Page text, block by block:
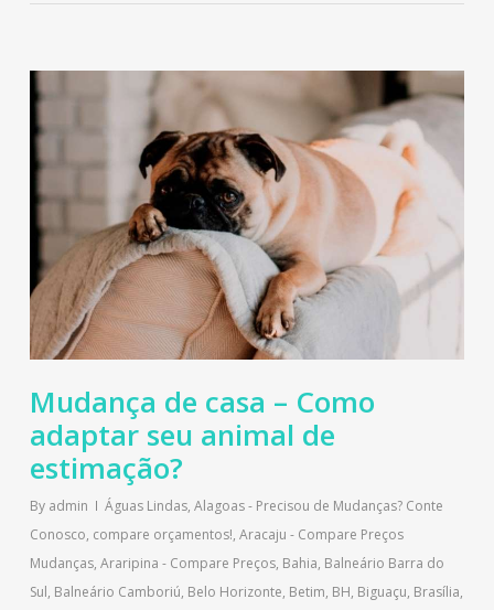
Mudança de casa – Como
adaptar seu animal de
estimação?
By admin Águas Lindas, Alagoas - Precisou de Mudanças? Conte
Conosco, compare orçamentos!, Aracaju - Compare Preços
Mudanças, Araripina - Compare Preços, Bahia, Balneário Barra do
Sul, Balneário Camboriú, Belo Horizonte, Betim, BH, Biguaçu, Brasília,